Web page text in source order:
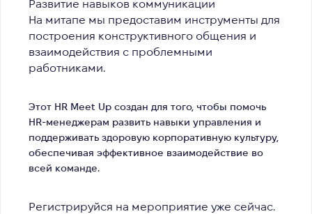
Развитие навыков коммуникации
На митапе мы предоставим инструменты для
построения конструктивного общения и
взаимодействия с проблемными
работниками.
Этот HR Meet Up создан для того, чтобы помочь
HR-менеджерам развить навыки управления и
поддерживать здоровую корпоративную культуру,
обеспечивая эффективное взаимодействие во
всей команде.
Регистрируйся на мероприятие уже сейчас.